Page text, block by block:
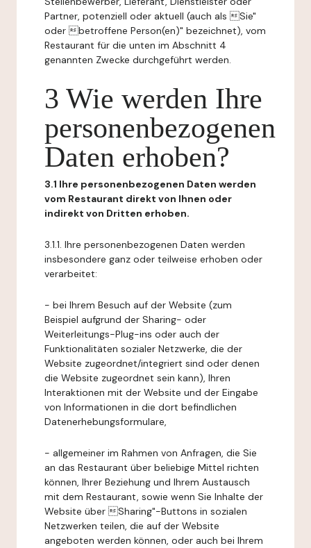
Partner, potenziell oder aktuell (auch als Sie"
oder betroffene Person(en)" bezeichnet), vom
Restaurant für die unten im Abschnitt 4
genannten Zwecke durchgeführt werden.
3 Wie werden Ihre
personenbezogenen
Daten erhoben?
3.1 Ihre personenbezogenen Daten werden
vom Restaurant direkt von Ihnen oder
indirekt von Dritten erhoben.
3.1.1. Ihre personenbezogenen Daten werden
insbesondere ganz oder teilweise erhoben oder
verarbeitet:
- bei Ihrem Besuch auf der Website (zum
Beispiel aufgrund der Sharing- oder
Weiterleitungs-Plug-ins oder auch der
Funktionalitäten sozialer Netzwerke, die der
Website zugeordnet/integriert sind oder denen
die Website zugeordnet sein kann), Ihren
Interaktionen mit der Website und der Eingabe
von Informationen in die dort befindlichen
Datenerhebungsformulare,
- allgemeiner im Rahmen von Anfragen, die Sie
an das Restaurant über beliebige Mittel richten
können, Ihrer Beziehung und Ihrem Austausch
mit dem Restaurant, sowie wenn Sie Inhalte der
Website über Sharing"-Buttons in sozialen
Netzwerken teilen, die auf der Website
angeboten werden können, oder auch bei Ihrem